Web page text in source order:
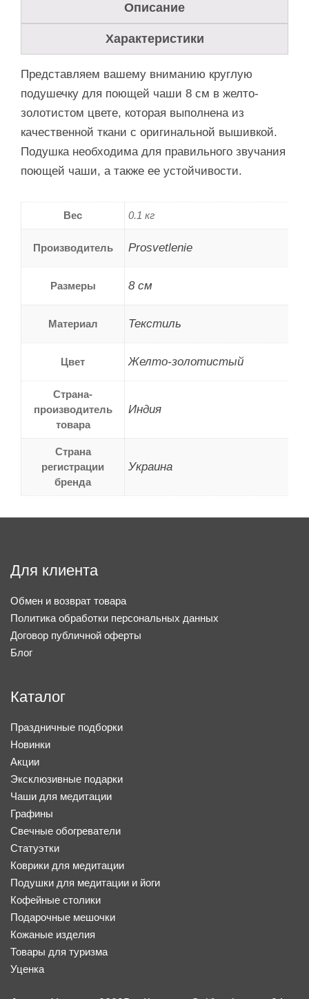
Описание
Характеристики
Представляем вашему вниманию круглую
подушечку для поющей чаши 8 см в желто-
золотистом цвете, которая выполнена из
качественной ткани с оригинальной вышивкой.
Подушка необходима для правильного звучания
поющей чаши, а также ее устойчивости.
Вес 0.1 кг
Производитель Prosvetlenie
Размеры 8 см
Материал Текстиль
Цвет Желто-золотистый
Страна-
производитель
товара
Индия
Страна
регистрации
бренда
Украина
Для клиента
Обмен и возврат товара
Политика обработки персональных данных
Договор публичной оферты
Блог
Каталог
Праздничные подборки
Новинки
Акции
Эксклюзивные подарки
Чаши для медитации
Графины
Свечные обогреватели
Статуэтки
Коврики для медитации
Подушки для медитации и йоги
Кофейные столики
Подарочные мешочки
Кожаные изделия
Товары для туризма
Уценка